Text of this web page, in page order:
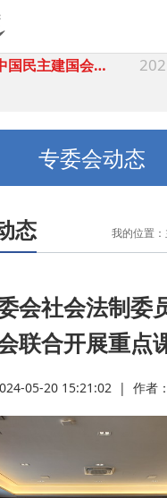
国民主建国会…
建省委会民主…
国民主建国会…
国民主建国会…
国民主建国会…
建北仑六支部…
国民主建国会…
专委会动态
态 我的位置：
会社会法制委
联合开展重点
05-20 15:21:02 |作者